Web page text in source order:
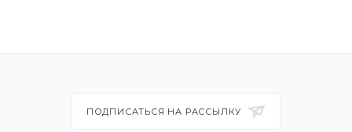
ПОДПИСАТЬСЯ НА РАССЫЛКУ